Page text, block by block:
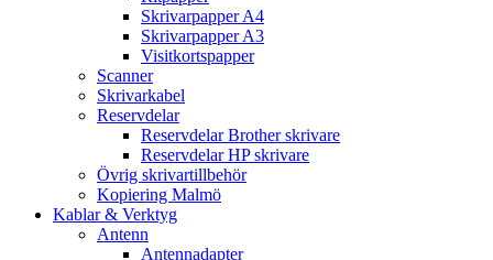
Skrivarpapper A4
Skrivarpapper A3
Visitkortspapper
Scanner
Skrivarkabel
Reservdelar
Reservdelar Brother skrivare
Reservdelar HP skrivare
Övrig skrivartillbehör
Kopiering Malmö
Kablar & Verktyg
Antenn
Antennadapter